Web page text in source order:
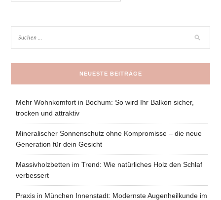
NEUESTE BEITRÄGE
Mehr Wohnkomfort in Bochum: So wird Ihr Balkon sicher,
trocken und attraktiv
Mineralischer Sonnenschutz ohne Kompromisse – die neue
Generation für dein Gesicht
Massivholzbetten im Trend: Wie natürliches Holz den Schlaf
verbessert
Praxis in München Innenstadt: Modernste Augenheilkunde im